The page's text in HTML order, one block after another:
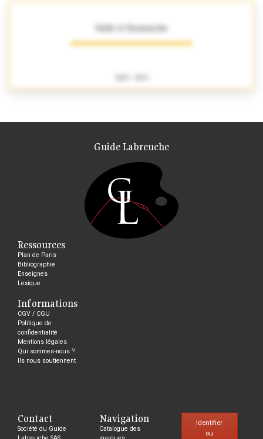
Vallé et Bourniche
Guide Labreuche
Ressources
Plan de Paris
Bibliographie
Enseignes
Lexique
Informations
CGV / CGU
Politique de
confidentialité
Mentions légales
Qui sommes-nous ?
Ils nous soutiennent
Contact
Société du Guide
Navigation
Catalogue des
Identifier
ou